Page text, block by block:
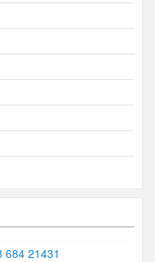
684 21431